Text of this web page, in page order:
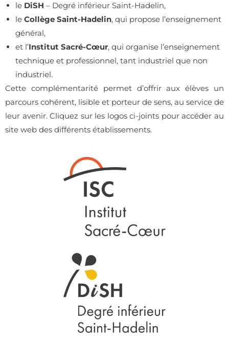
le DiSH – Degré inférieur Saint-Hadelin,
le Collège Saint-Hadelin, qui propose l’enseignement
général,
et l’Institut Sacré-Cœur, qui organise l’enseignement
technique et professionnel, tant industriel que non
industriel.
Cette complémentarité permet d’offrir aux élèves un
parcours cohérent, lisible et porteur de sens, au service de
leur avenir. Cliquez sur les logos ci-joints pour accéder au
site web des différents établissements.